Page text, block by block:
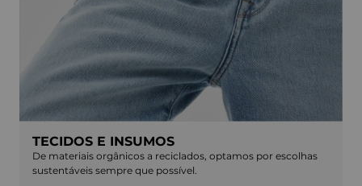
TECIDOS E INSUMOS
De materiais orgânicos a reciclados, optamos por escolhas
sustentáveis sempre que possível.